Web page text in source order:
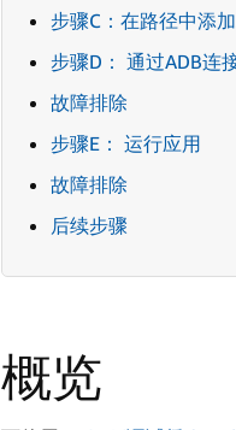
步骤C：在路径中添
步骤D： 通过ADB连
故障排除
步骤E： 运行应用
故障排除
后续步骤
概览